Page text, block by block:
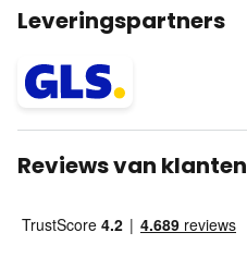
Leveringspartners
Reviews van klanten